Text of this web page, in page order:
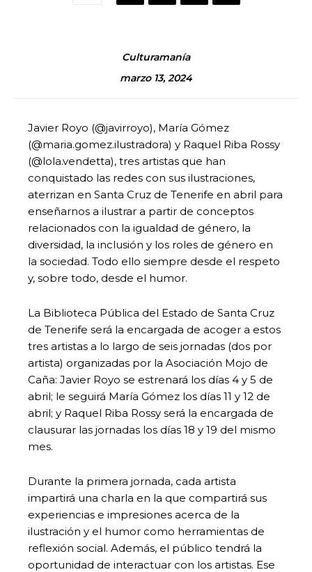
Culturamanía
marzo 13, 2024
Javier Royo (@javirroyo), María Gómez
(@maria.gomez.ilustradora) y Raquel Riba Rossy
(@lola.vendetta), tres artistas que han
conquistado las redes con sus ilustraciones,
aterrizan en Santa Cruz de Tenerife en abril para
enseñarnos a ilustrar a partir de conceptos
relacionados con la igualdad de género, la
diversidad, la inclusión y los roles de género en
la sociedad. Todo ello siempre desde el respeto
y, sobre todo, desde el humor.
La Biblioteca Pública del Estado de Santa Cruz
de Tenerife será la encargada de acoger a estos
tres artistas a lo largo de seis jornadas (dos por
artista) organizadas por la Asociación Mojo de
Caña: Javier Royo se estrenará los días 4 y 5 de
abril; le seguirá María Gómez los días 11 y 12 de
abril; y Raquel Riba Rossy será la encargada de
clausurar las jornadas los días 18 y 19 del mismo
mes.
Durante la primera jornada, cada artista
impartirá una charla en la que compartirá sus
experiencias e impresiones acerca de la
ilustración y el humor como herramientas de
reflexión social. Además, el público tendrá la
oportunidad de interactuar con los artistas. Ese